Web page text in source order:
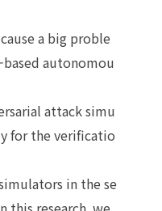
a big proble
autonomou
attack simu
for the verificatio
in the se